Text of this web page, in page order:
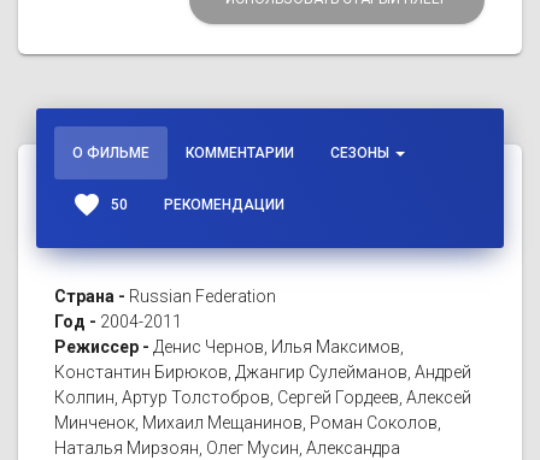
О ФИЛЬМЕ КОММЕНТАРИИ СЕЗОНЫ
favorite 50 РЕКОМЕНДАЦИИ
Страна - Russian Federation
Год - 2004-2011
Режиссер - Денис Чернов, Илья Максимов,
Константин Бирюков, Джангир Сулейманов, Андрей
Колпин, Артур Толстобров, Сергей Гордеев, Алексей
Минченок, Михаил Мещанинов, Роман Соколов,
Наталья Мирзоян, Олег Мусин, Александра